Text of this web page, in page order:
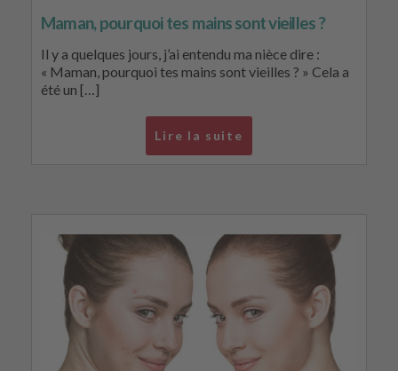
Maman, pourquoi tes mains sont vieilles ?
Il y a quelques jours, j’ai entendu ma nièce dire :
« Maman, pourquoi tes mains sont vieilles ? » Cela a
été un […]
Lire la suite